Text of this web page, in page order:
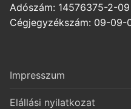
Adószám: 14576375-2-09
Cégjegyzékszám: 09-09-
Impresszum
Elállási nyilatkozat